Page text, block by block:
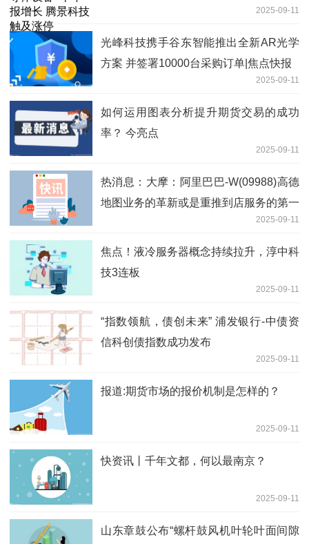
2025-09-11
光峰科技携手谷东智能推出全新AR光学
方案 并签署10000台采购订单|焦点快报
2025-09-11
如何运用图表分析提升期货交易的成功
率？ 今亮点
2025-09-11
热消息：大摩：阿里巴巴-W(09988)高德
地图业务的革新或是重推到店服务的第一
2025-09-11
焦点！液冷服务器概念持续拉升，淳中科
技3连板
2025-09-11
“指数领航，债创未来” 浦发银行-中债资
信科创债指数成功发布
2025-09-11
报道:期货市场的报价机制是怎样的？
2025-09-11
快资讯丨千年文都，何以最南京？
2025-09-11
山东章鼓公布“螺杆鼓风机叶轮叶面间隙